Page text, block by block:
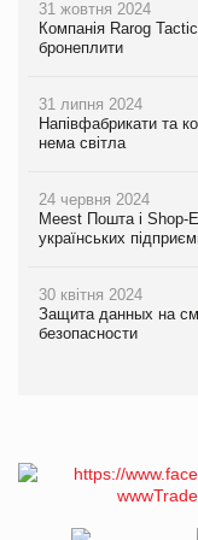
31 жовтня 2024
Компанія Rarog
бронеплити
31 липня 2024
Напівфабрикати та
нема світла
24 червня 2024
Meest Пошта і Shop-
українських
30 квітня 2024
Защита данных на
безопасности